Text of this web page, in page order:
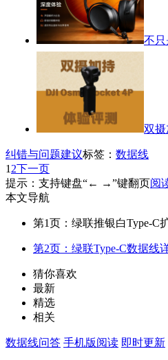
不只
双摄
纠错与问题建议标签： 数据线
1 2下一页
提示：支持键盘“← →”键翻页阅
本文导航
第1页：绿联推银白Type-C
第2页：绿联Type-C数据线
猜你喜欢
最新
精选
相关
数据线问答 手机版阅读 即时更新